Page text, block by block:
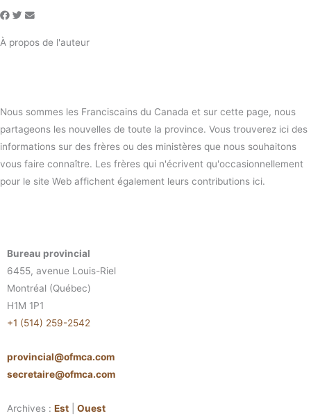
À propos de l'auteur
Nous sommes les Franciscains du Canada et sur cette page, nous
partageons les nouvelles de toute la province. Vous trouverez ici des
informations sur des frères ou des ministères que nous souhaitons
vous faire connaître. Les frères qui n'écrivent qu'occasionnellement
pour le site Web affichent également leurs contributions ici.
Bureau provincial
6455, avenue Louis-Riel
Montréal (Québec)
H1M 1P1
+1 (514) 259-2542
provincial@ofmca.com
secretaire@ofmca.com
Archives : Est Ouest